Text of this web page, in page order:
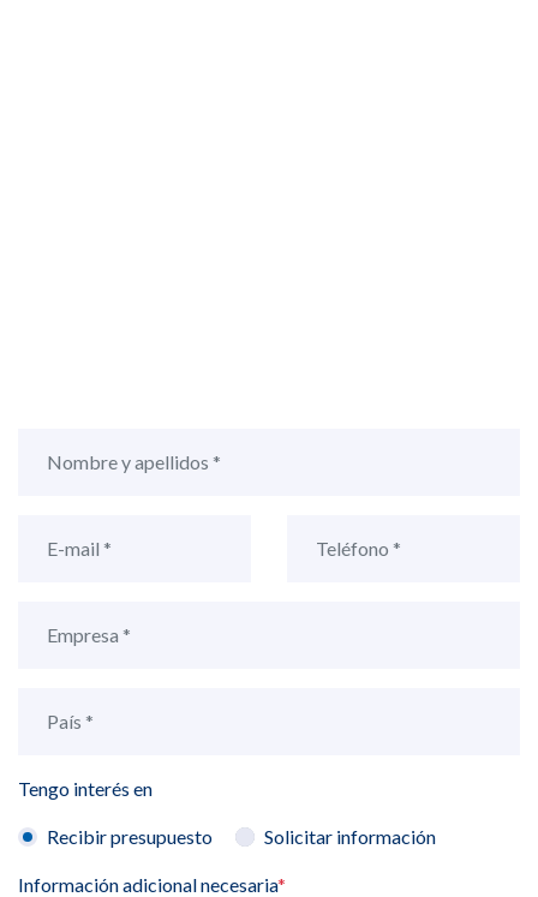
Tengo interés en
Recibir presupuesto Solicitar información
Información adicional necesaria*